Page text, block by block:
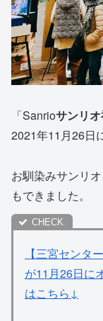
「Sanrioサンリ
2021年11月26日
お馴染みサンリ
もできました。
【三宮センタ
が11月26日に
はこちら↓